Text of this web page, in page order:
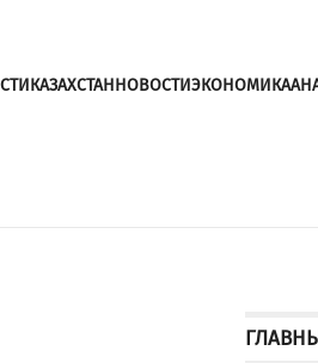
КАЗАХСТАННОВОСТИЭКОНОМИКА